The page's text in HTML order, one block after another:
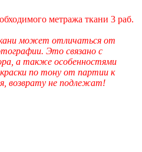
метража ткани 3 раб.
может отличаться от
Это связано с
а также особенностями
по тону от партии к
возврату не подлежат!